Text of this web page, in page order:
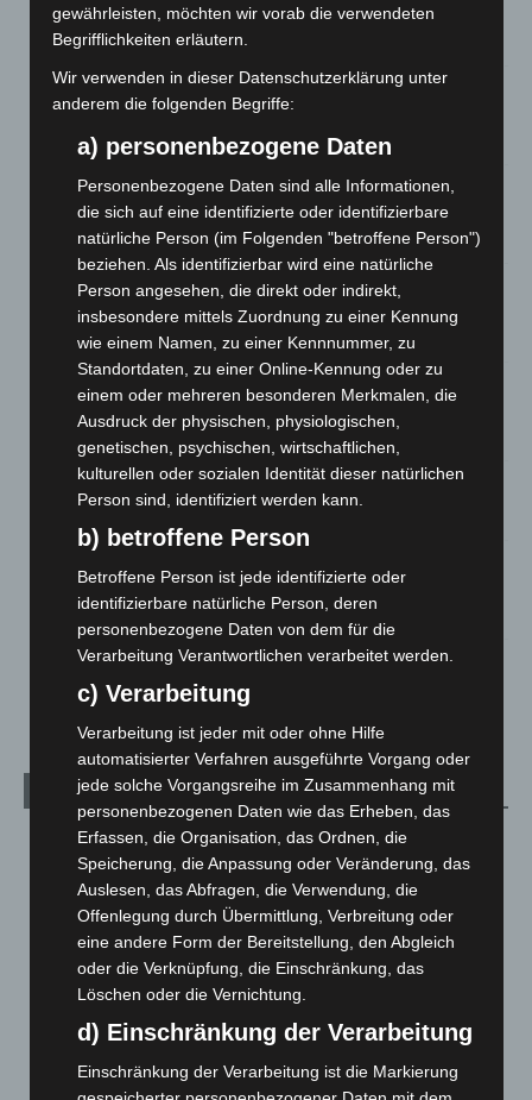
Waldbrandeinsatz aus Spanien zurück
7. August 2026
Hannover: Erste Tigermücken-Population in Niedersachsen
entdeckt
7. August 2026
Brand im „Haus der Begegnung“ in Neuwarmbüchen schnell
eingedämmt
6. August 2026
Region Hannover: 21 neue Notfallsanitäter starten beim
Roten Kreuz
5. August 2026
Mann läuft mit Hockeyschläger über A7 – Polizei sucht
beschädigt
5. August 2026
Anklage nach Abschaltung von „Archetyp Market“ erhoben
3. August 2026
Kategorien
Blaulicht
Corona-News
Hannover und Region
Langenhagen und Ortsteile
Leserbriefe
Menschen
Veranstaltungen
gewährleisten, möchten wir vorab die verwendeten
Begrifflichkeiten erläutern.
Wir verwenden in dieser Datenschutzerklärung unter
anderem die folgenden Begriffe:
a) personenbezogene Daten
Personenbezogene Daten sind alle Informationen,
die sich auf eine identifizierte oder identifizierbare
natürliche Person (im Folgenden "betroffene Person")
beziehen. Als identifizierbar wird eine natürliche
Person angesehen, die direkt oder indirekt,
insbesondere mittels Zuordnung zu einer Kennung
wie einem Namen, zu einer Kennnummer, zu
Standortdaten, zu einer Online-Kennung oder zu
einem oder mehreren besonderen Merkmalen, die
Ausdruck der physischen, physiologischen,
genetischen, psychischen, wirtschaftlichen,
kulturellen oder sozialen Identität dieser natürlichen
Person sind, identifiziert werden kann.
b) betroffene Person
Betroffene Person ist jede identifizierte oder
identifizierbare natürliche Person, deren
personenbezogene Daten von dem für die
Verarbeitung Verantwortlichen verarbeitet werden.
c) Verarbeitung
Verarbeitung ist jeder mit oder ohne Hilfe
automatisierter Verfahren ausgeführte Vorgang oder
jede solche Vorgangsreihe im Zusammenhang mit
personenbezogenen Daten wie das Erheben, das
Erfassen, die Organisation, das Ordnen, die
Speicherung, die Anpassung oder Veränderung, das
Auslesen, das Abfragen, die Verwendung, die
Offenlegung durch Übermittlung, Verbreitung oder
eine andere Form der Bereitstellung, den Abgleich
oder die Verknüpfung, die Einschränkung, das
Löschen oder die Vernichtung.
d) Einschränkung der Verarbeitung
Einschränkung der Verarbeitung ist die Markierung